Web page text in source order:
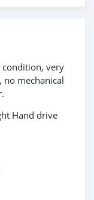
condition, very
no mechanical
Hand drive